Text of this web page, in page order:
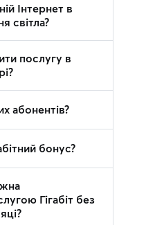
Інтернет в
світла?
послугу в
абонентів?
бонус?
Гігабіт без